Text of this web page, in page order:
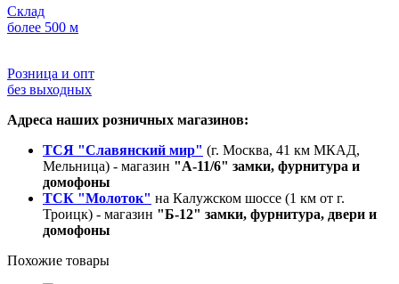
Склад
более 500 м
Розница и опт
без выходных
Адреса наших розничных магазинов:
ТСЯ "Славянский мир" (г. Москва, 41 км МКАД,
Мельница) - магазин "А-11/6" замки, фурнитура и
домофоны
ТСК "Молоток" на Калужском шоссе (1 км от г.
Троицк) - магазин "Б-12" замки, фурнитура, двери и
домофоны
Похожие товары